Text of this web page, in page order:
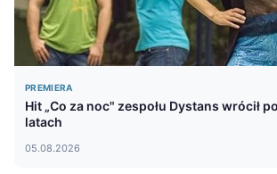
PREMIERA
Hit „Co za noc" zespołu Dystans wrócił
latach
05.08.2026